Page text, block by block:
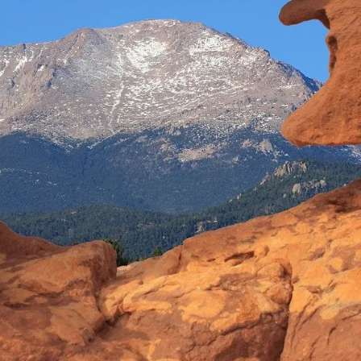
mnie wydarzenia z tego
Śląsk
Kraków